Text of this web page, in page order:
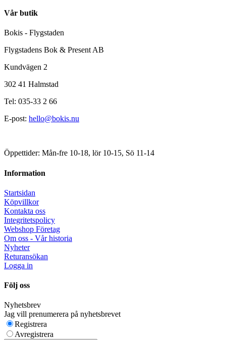
Vår butik
Bokis - Flygstaden
Flygstadens Bok & Present AB
Kundvägen 2
302 41 Halmstad
Tel: 035-33 2 66
E-post: hello@bokis.nu
Öppettider: Mån-fre 10-18, lör 10-15, Sö 11-14
Information
Startsidan
Köpvillkor
Kontakta oss
Integritetspolicy
Webshop Företag
Om oss - Vår historia
Nyheter
Returansökan
Logga in
Följ oss
Nyhetsbrev
Jag vill prenumerera på nyhetsbrevet
Registrera
Avregistrera